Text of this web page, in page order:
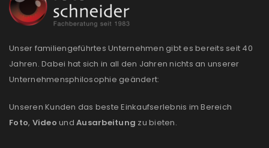
Anmeldeformular geschützt durch
Angemeldet bleiben
ANMELDEN
PASSWORT VERGESSEN?
Unser familiengeführtes Unternehmen gibt es bereits seit 40
Jahren. Dabei hat sich in all den Jahren nichts an unserer
Unternehmensphilosophie geändert:
Unseren Kunden das beste Einkaufserlebnis im Bereich
Foto, Video und Ausarbeitung zu bieten.